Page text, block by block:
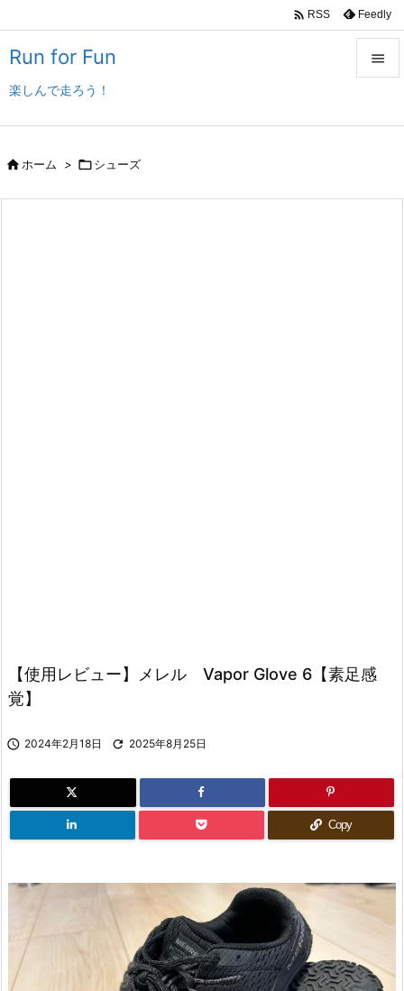
Run for Fun
楽しんで走ろう！

 RSS Feedly
ホーム > シューズ
【使用レビュー】メレル Vapor Glove 6【素足感
覚】
 2024年2月18日  2025年8月25日
Copy